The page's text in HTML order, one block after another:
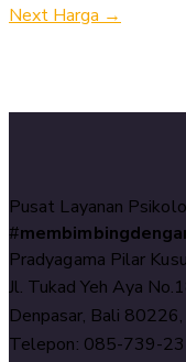
Next Harga →
Pusat Layanan
#
Pradyagama Pilar
Jl. Tukad Yeh Aya
Denpasar, Bali 80226,
Telepon: 085-739-